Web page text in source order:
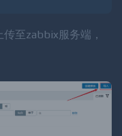
至zabbix服务端，